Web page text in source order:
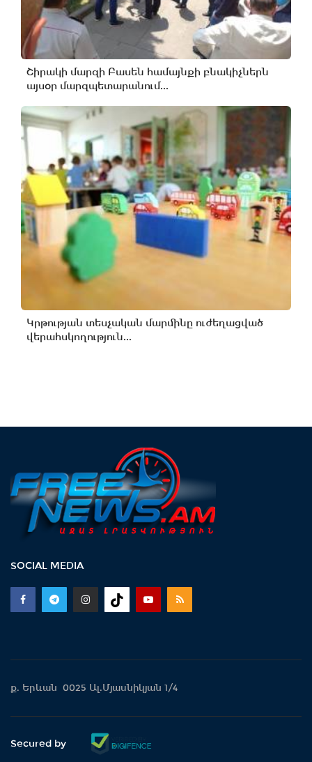
Շիրակի մարզի Բասեն համայնքի բնակիչներն
այսօր մարզպետարանում...
Կրթության տեսչական մարմինը ուժեղացված
վերահսկողություն...
SOCIAL MEDIA
ք. Երևան 0025 Ալ.Մյասնիկյան 1/4
Secured by